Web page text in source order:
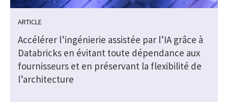
ARTICLE
Accélérer l’ingénierie assistée par l’IA grâce à
Databricks en évitant toute dépendance aux
fournisseurs et en préservant la flexibilité de
l’architecture